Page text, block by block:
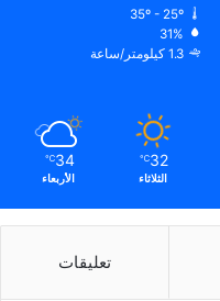
35º - 25º
31%
1.3 كيلومتر/ساعة
32
℃
الثلاثاء
34
℃
الأربعاء
تعليقات